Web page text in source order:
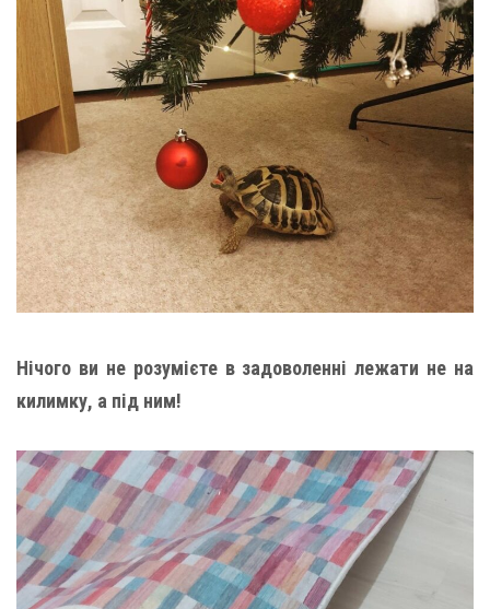
Нічого ви не розумієте в задоволенні лежати не на
килимку, а під ним!